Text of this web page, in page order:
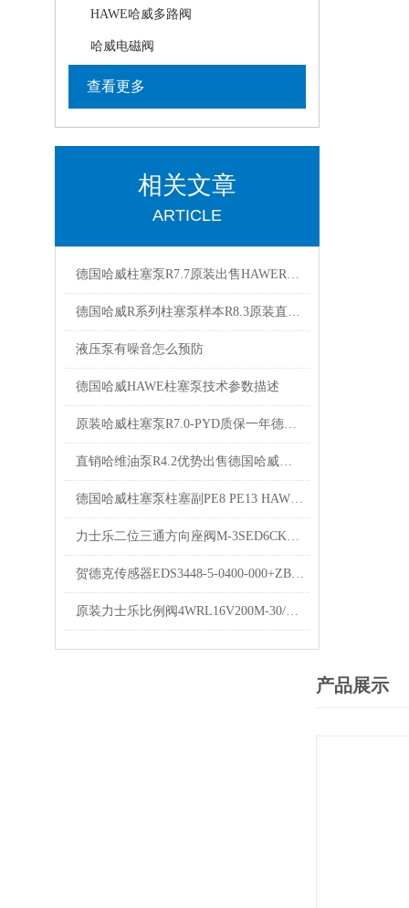
HAWE哈威多路阀
哈威电磁阀
查看更多
相关文章
ARTICLE
德国哈威柱塞泵R7.7原装出售HAWER5.6A R 5.8
德国哈威R系列柱塞泵样本R8.3原装直销出售
液压泵有噪音怎么预防
德国哈威HAWE柱塞泵技术参数描述
原装哈威柱塞泵R7.0-PYD质保一年德国haweR6.4 R6.9
直销哈维油泵R4.2优势出售德国哈威柱塞泵
德国哈威柱塞泵柱塞副PE8 PE13 HAWE性能介绍
力士乐二位三通方向座阀M-3SED6CK1X/350CG24N9K4现货
贺德克传感器EDS3448-5-0400-000+ZBE08+ZBM3000HYDAC现货库存
原装力士乐比例阀4WRL16V200M-30/G24Z4/Mrexroth样本
产品展示